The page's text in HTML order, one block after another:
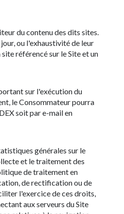
du contenu des dits sites.
ou l'exhaustivité de leur
référencé sur le Site et un
sur l'exécution du
le Consommateur pourra
soit par e-mail en
générales sur le
et le traitement des
de traitement en
de rectification ou de
l'exercice de ces droits,
aux serveurs du Site